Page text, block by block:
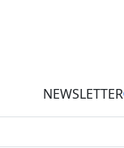
NEWSLETTER